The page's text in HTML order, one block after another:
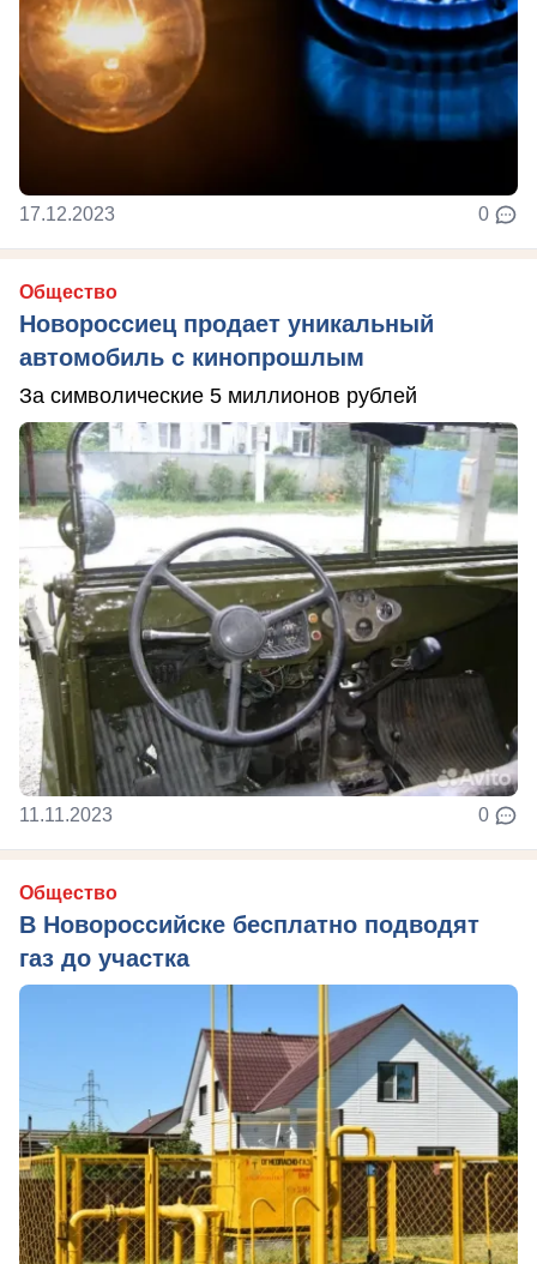
17.12.2023 0
Общество
Новороссиец продает уникальный
автомобиль с кинопрошлым
За символические 5 миллионов рублей
11.11.2023 0
Общество
В Новороссийске бесплатно подводят
газ до участка